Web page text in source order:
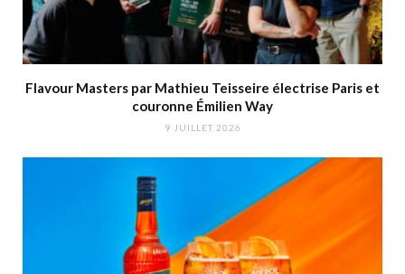
Flavour Masters par Mathieu Teisseire électrise Paris et
couronne Émilien Way
9 JUILLET 2026